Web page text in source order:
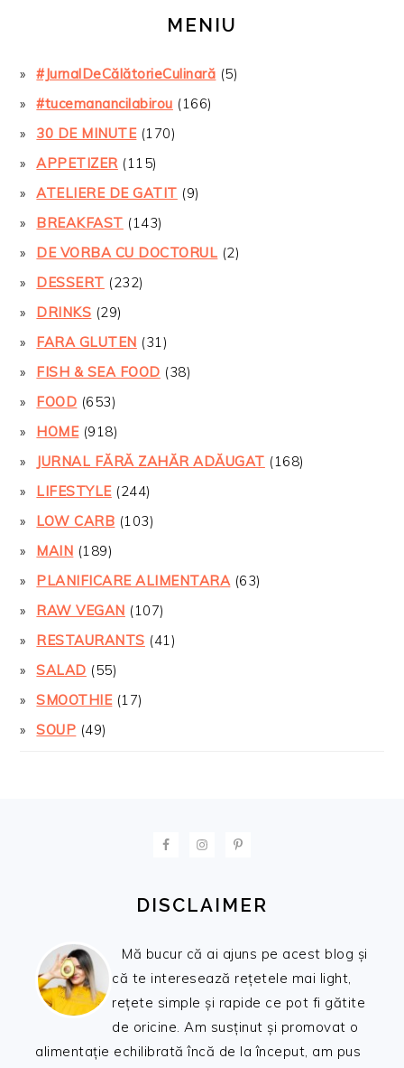
MENIU
#JurnalDeCălătorieCulinară (5)
#tucemanancilabirou (166)
30 DE MINUTE(170)
APPETIZER(115)
ATELIERE DE GATIT (9)
BREAKFAST (143)
DE VORBA CU DOCTORUL (2)
DESSERT (232)
DRINKS (29)
FARA GLUTEN (31)
FISH & SEA FOOD (38)
FOOD (653)
HOME(918)
JURNAL FĂRĂ ZAHĂR ADĂUGAT (168)
LIFESTYLE(244)
LOW CARB (103)
MAIN (189)
PLANIFICARE ALIMENTARA(63)
RAW VEGAN (107)
RESTAURANTS (41)
SALAD (55)
SMOOTHIE(17)
SOUP (49)
DISCLAIMER
Mă bucur că ai ajuns pe acest blog și
că te interesează rețetele mai light,
rețete simple și rapide ce pot fi gătite
de oricine. Am susținut și promovat o
alimentație echilibrată încă de la început, am pus